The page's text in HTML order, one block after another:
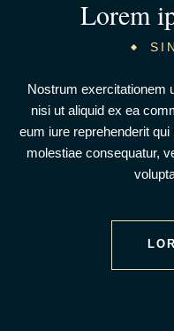
Lorem
Nostrum exercitationem
nisi ut aliquid ex ea
eum iure reprehenderit
molestiae consequatur,